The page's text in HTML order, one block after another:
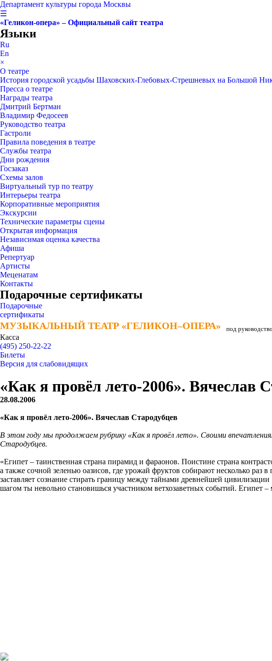
Департамент культуры города Москвы
☰
«Геликон-опера» – Официальный сайт театра
Языки
Ru
En
×
О театре
История городской усадьбы Шаховских-Глебовых-Стрешневых на Большой
Пресса о театре
Награды театра
Дмитрий Бертман
Владимир Федосеев
Руководство театра
Гастроли
Правила поведения в театре
Службы театра
Дни рождения
Госзаказ
Схемы залов
Виртуальный тур по театру
Интерьеры театра
Корпоративные мероприятия
Экскурсии
Технические параметры сцены
Открытая информация
Независимая оценка качества
Афиша
Репертуар
Артисты
Меценатам
Контакты
Подарочные сертификаты
Подарочные
сертификаты
МУЗЫКАЛЬНЫЙ ТЕАТР «ГЕЛИКОН–ОПЕРА»
МУЗЫКАЛЬНЫЙ ТЕАТР «ГЕЛИКОН–ОПЕРА» под
Касса
(495) 250-22-22
Билеты
Версия для слабовидящих
«Как я провёл лето-2006». Вячеслав
28.08.2006
«Как я провёл лето-2006». Вячеслав Стародубцев
В этом году мы продолжаем рубрику «Как я провёл лето». Своими
Стародубцев.
«Египет – таинственная страна пирамид и фараонов. Поистине страна
а также сочной зеленью оазисов, где урожай фруктов собирают несколько раз
заставляет сознание стирать границу между тайнами древнейшей
шагом ты невольно становишься участником ветхозаветных событий. Египет –